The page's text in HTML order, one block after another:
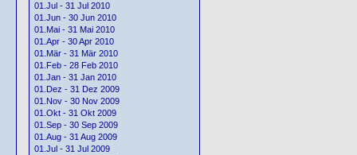
01.Jul - 31 Jul 2010
01.Jun - 30 Jun 2010
01.Mai - 31 Mai 2010
01.Apr - 30 Apr 2010
01.Mär - 31 Mär 2010
01.Feb - 28 Feb 2010
01.Jan - 31 Jan 2010
01.Dez - 31 Dez 2009
01.Nov - 30 Nov 2009
01.Okt - 31 Okt 2009
01.Sep - 30 Sep 2009
01.Aug - 31 Aug 2009
01.Jul - 31 Jul 2009